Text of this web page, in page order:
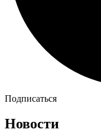
Подписаться
Новости